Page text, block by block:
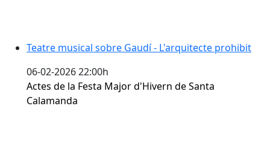
Teatre musical sobre Gaudí - L'arquitecte prohibit
06-02-2026 22:00h
Actes de la Festa Major d'Hivern de Santa
Calamanda